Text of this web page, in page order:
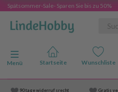
Spätsommer-Sale- Sparen Sie bis zu 50%
Anzeige ändern
Menü
90 tage widerruf srecht Gratis